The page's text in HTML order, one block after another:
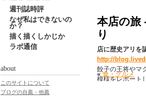
本店の旅
り
店に歴史アリを
http://
餃子の王将やマ
模様をレポート
« 食・グルメ
週刊誌時評
なぜ私はできないの
か？
描く描くしかじか
ラボ通信
about
このサイトについて
ブログの自薦・他薦